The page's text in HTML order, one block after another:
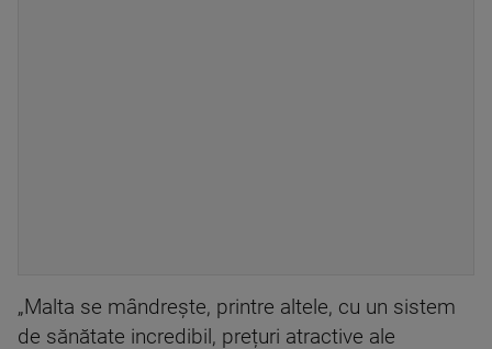
„Malta se mândrește, printre altele, cu un sistem
de sănătate incredibil, prețuri atractive ale